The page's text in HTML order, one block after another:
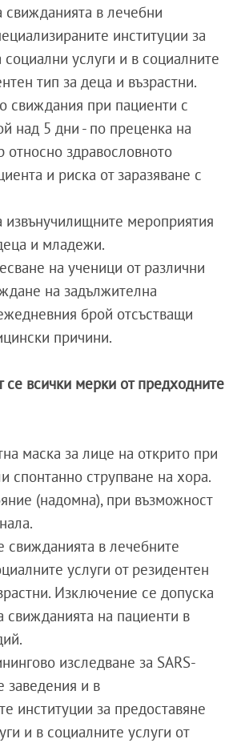
свижданията в лечебни
институции за
услуги и в социалните
тип за деца и възрастни.
свиждания при пациенти с
над 5 дни - по преценка на
относно здравословното
и риска от заразяване с
извънучилищните мероприятия
и младежи.
на ученици от различни
на задължителна
брой отсъстващи
причини.
се всички мерки от предходните
маска за лице на открито при
спонтанно струпване на хора.
(надомна), при възможност
свижданията в лечебните
услуги от резидентен
Изключение се допуска
на пациенти в
изследване за SARS-
заведения и в
институции за предоставяне
и в социалните услуги от